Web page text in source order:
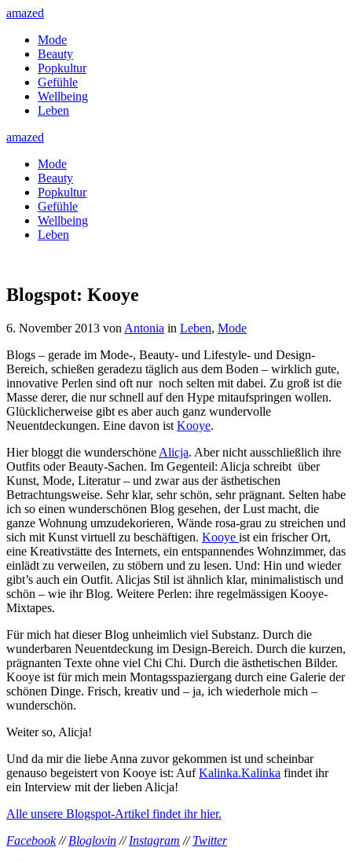
amazed
Mode
Beauty
Popkultur
Gefühle
Wellbeing
Leben
amazed
Mode
Beauty
Popkultur
Gefühle
Wellbeing
Leben
Blogspot: Kooye
6. November 2013 von Antonia in Leben, Mode
Blogs – gerade im Mode-, Beauty- und Lifestyle- und Design-
Bereich, schießen geradezu täglich aus dem Boden – wirklich gute,
innovative Perlen sind oft nur noch selten mit dabei. Zu groß ist die
Masse derer, die nur schnell auf den Hype mitaufspringen wollen.
Glücklicherweise gibt es aber auch ganz wundervolle
Neuentdeckungen. Eine davon ist Kooye.
Hier bloggt die wunderschöne Alicja. Aber nicht ausschließlich ihre
Outfits oder Beauty-Sachen. Im Gegenteil: Alicja schreibt über
Kunst, Mode, Literatur – und zwar aus der ästhetischen
Betrachtungsweise. Sehr klar, sehr schön, sehr prägnant. Selten habe
ich so einen wunderschönen Blog gesehen, der Lust macht, die
ganze Wohnung umzudekorieren, Wände rosa-grau zu streichen und
sich mit Kunst virtuell zu beschäftigen. Kooye ist ein frischer Ort,
eine Kreativstätte des Internets, ein entspannendes Wohnzimmer, das
einlädt zu verweilen, zu stöbern und zu lesen. Und: Hin und wieder
gibt’s auch ein Outfit. Alicjas Stil ist ähnlich klar, minimalistisch und
schön – wie ihr Blog. Weitere Perlen: ihre regelmässigen Kooye-
Mixtapes.
Für mich hat dieser Blog unheimlich viel Substanz. Durch die
wunderbaren Neuentdeckung im Design-Bereich. Durch die kurzen,
prägnanten Texte ohne viel Chi Chi. Durch die ästhetischen Bilder.
Kooye ist für mich mein Montagsspaziergang durch eine Galerie der
schönen Dinge. Frisch, kreativ und – ja, ich wiederhole mich –
wunderschön.
Weiter so, Alicja!
Und da mir die liebe Anna zuvor gekommen ist und scheinbar
genauso begeistert von Kooye ist: AufKalinka.Kalinka findet ihr
ein Interview mit der lieben Alicja!
Alle unsere Blogspot-Artikel findet ihr hier.
Facebook//Bloglovin //Instagram //Twitter